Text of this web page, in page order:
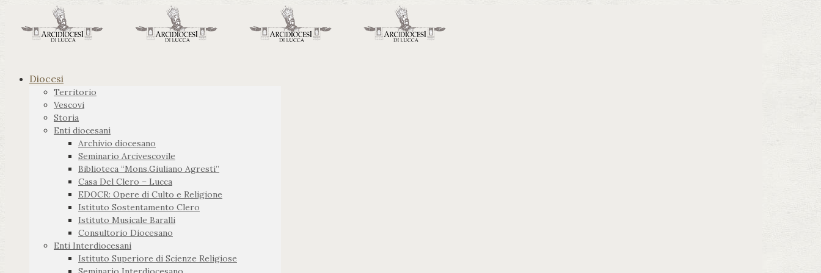
Diocesi
Territorio
Vescovi
Storia
Enti diocesani
Archivio diocesano
Seminario Arcivescovile
Biblioteca “Mons.Giuliano Agresti”
Casa Del Clero – Lucca
EDOCR: Opere di Culto e Religione
Istituto Sostentamento Clero
Istituto Musicale Baralli
Consultorio Diocesano
Enti Interdiocesani
Istituto Superiore di Scienze Religiose